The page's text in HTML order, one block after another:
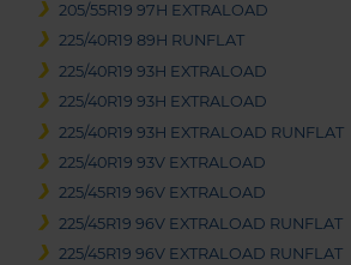
205/55R19 97H EXTRALOAD
225/40R19 89H RUNFLAT
225/40R19 93H EXTRALOAD
225/40R19 93H EXTRALOAD
225/40R19 93H EXTRALOAD RUNFLAT
225/40R19 93V EXTRALOAD
225/45R19 96V EXTRALOAD
225/45R19 96V EXTRALOAD RUNFLAT
225/45R19 96V EXTRALOAD RUNFLAT